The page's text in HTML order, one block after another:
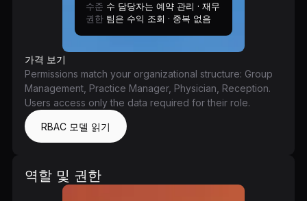
수준
권한
수 담당자는 예약 관리 · 재무
팀은 수익 조회 · 중복 없음
가격 보기
Permissions match your organizational structure: Group
Management, Practice Manager, Physician, Reception.
Users access only the data required for their role.
RBAC 모델 읽기
역할 및 권한